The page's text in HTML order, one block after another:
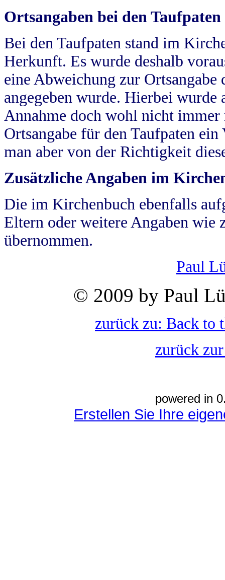
Ortsangaben bei den Taufpaten
Bei den Taufpaten stand im
Herkunft. Es wurde deshalb
eine Abweichung zur
angegeben wurde. Hierbei wurde
Annahme doch wohl nicht
Ortsangabe für den Taufpaten
man aber von der Richtigkeit
Zusätzliche Angaben im
Die im Kirchenbuch ebenfalls
Eltern oder weitere Angaben wie
übernommen.
Paul
© 2009 by Paul
zurück zu: Back to
zurück
powered in
Erstellen Sie Ihre